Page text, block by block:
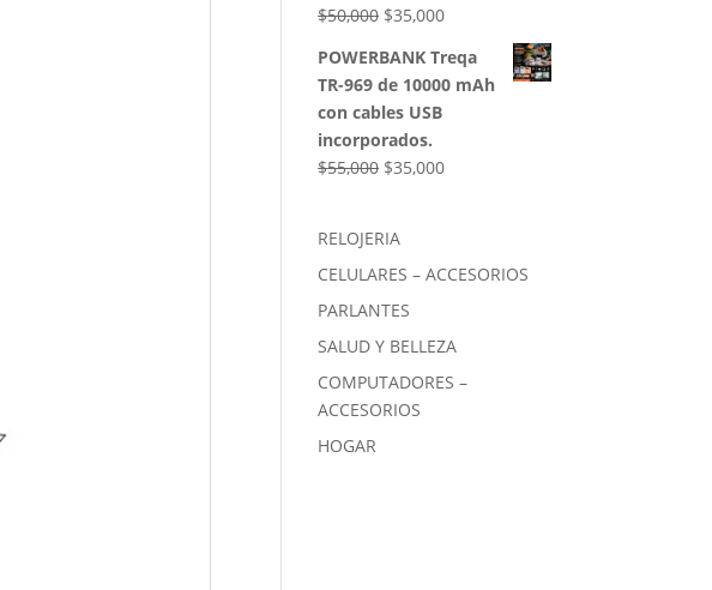
$50,000 El
original
era:
$50,000.
$35,000El
actual
es:
POWERBANK Treqa
TR-969 de 10000 mAh
con cables USB
incorporados.
$55,000 El
era:
$55,000.
$35,000El
$35,000.
RELOJERIA
CELULARES – ACCESORIOS
PARLANTES
SALUD Y BELLEZA
COMPUTADORES –
ACCESORIOS
HOGAR